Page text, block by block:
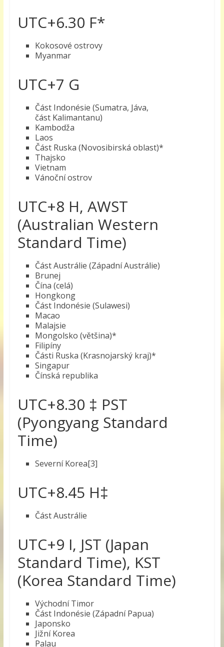
UTC+6.30 F*
Kokosové ostrovy
Myanmar
UTC+7 G
Část Indonésie (Sumatra, Jáva,
část Kalimantanu)
Kambodža
Laos
Část Ruska (Novosibirská oblast)*
Thajsko
Vietnam
Vánoční ostrov
UTC+8 H, AWST
(Australian Western
Standard Time)
Část Austrálie (Západní Austrálie)
Brunej
Čína (celá)
Hongkong
Část Indonésie (Sulawesi)
Macao
Malajsie
Mongolsko (většina)*
Filipíny
Části Ruska (Krasnojarský kraj)*
Singapur
Čínská republika
UTC+8.30 ‡ PST
(Pyongyang Standard
Time)
Severní Korea[3]
UTC+8.45 H‡
Část Austrálie
UTC+9 I, JST (Japan
Standard Time), KST
(Korea Standard Time)
Východní Timor
Část Indonésie (Západní Papua)
Japonsko
Jižní Korea
Palau